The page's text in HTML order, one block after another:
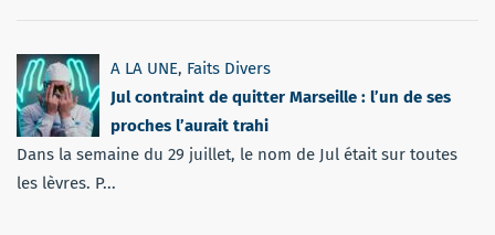
A LA UNE, Faits Divers
Jul contraint de quitter Marseille : l’un de ses
proches l’aurait trahi
Dans la semaine du 29 juillet, le nom de Jul était sur toutes
les lèvres. P...